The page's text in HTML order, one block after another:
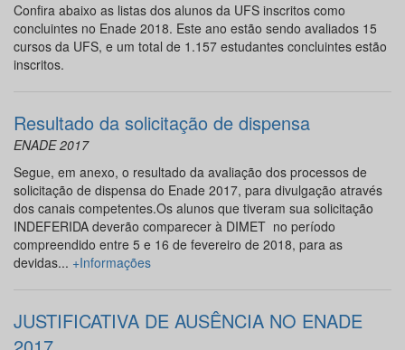
Confira abaixo as listas dos alunos da UFS inscritos como
concluintes no Enade 2018. Este ano estão sendo avaliados 15
cursos da UFS, e um total de 1.157 estudantes concluintes estão
inscritos.
Resultado da solicitação de dispensa
ENADE 2017
Segue, em anexo, o resultado da avaliação dos processos de
solicitação de dispensa do Enade 2017, para divulgação através
dos canais competentes.Os alunos que tiveram sua solicitação
INDEFERIDA deverão comparecer à DIMET no período
compreendido entre 5 e 16 de fevereiro de 2018, para as
devidas... +Informações
JUSTIFICATIVA DE AUSÊNCIA NO ENADE